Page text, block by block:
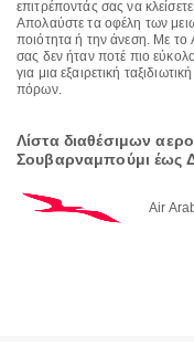
επιτρέποντάς σας να
Απολαύστε τα οφέλη των
ποιότητα ή την άνεση. Με το
σας δεν ήταν ποτέ πιο
για μια εξαιρετική
πόρων.
Λίστα διαθέσιμων
Σουβαρναμπούμι έως
Air